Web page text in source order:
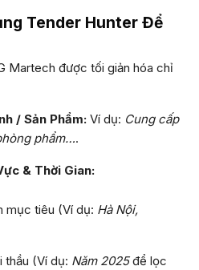
Tender Hunter Để
Martech được tối giản hóa chỉ
/ Sản Phẩm:Ví dụ: Cung cấp
phẩm….
& Thời Gian:
mục tiêu (Ví dụ: Hà Nội,
thầu (Ví dụ: Năm 2025để lọc